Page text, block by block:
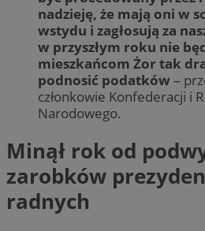
nadzieję, że mają oni w
wstydu i zagłosują za
w przyszłym roku nie
mieszkańcom Żor tak
podnosić podatków –
członkowie Konfederacji i
Narodowego.
Minął rok od
zarobków
radnych